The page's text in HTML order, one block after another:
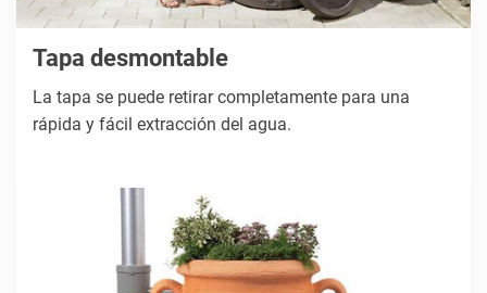
Tapa desmontable
La tapa se puede retirar completamente para una
rápida y fácil extracción del agua.